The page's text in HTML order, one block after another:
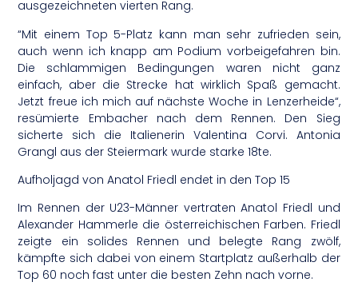
ausgezeichneten vierten Rang.
“Mit einem Top 5-Platz kann man sehr zufrieden sein,
auch wenn ich knapp am Podium vorbeigefahren bin.
Die schlammigen Bedingungen waren nicht ganz
einfach, aber die Strecke hat wirklich Spaß gemacht.
Jetzt freue ich mich auf nächste Woche in Lenzerheide“,
resümierte Embacher nach dem Rennen. Den Sieg
sicherte sich die Italienerin Valentina Corvi. Antonia
Grangl aus der Steiermark wurde starke 18te.
Aufholjagd von Anatol Friedl endet in den Top 15
Im Rennen der U23-Männer vertraten Anatol Friedl und
Alexander Hammerle die österreichischen Farben. Friedl
zeigte ein solides Rennen und belegte Rang zwölf,
kämpfte sich dabei von einem Startplatz außerhalb der
Top 60 noch fast unter die besten Zehn nach vorne.